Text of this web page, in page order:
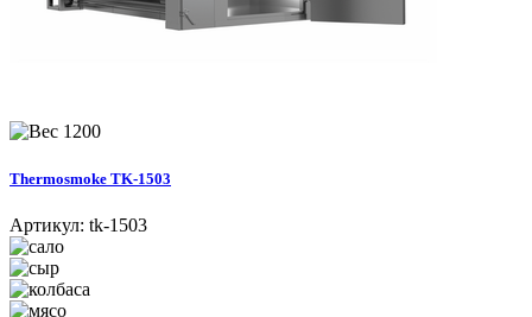
1200
Thermosmoke TK-1503
Артикул: tk-1503